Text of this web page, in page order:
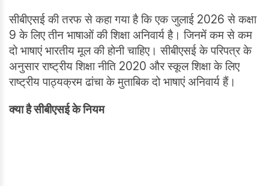
सीबीएसई की तरफ से कहा गया है कि एक जुलाई 2026 से कक्षा
9 के लिए तीन भाषाओं की शिक्षा अनिवार्य है। जिनमें कम से कम
दो भाषाएं भारतीय मूल की होनी चाहिए। सीबीएसई के परिपत्र के
अनुसार राष्ट्रीय शिक्षा नीति 2020 और स्कूल शिक्षा के लिए
राष्ट्रीय पाठ्यक्रम ढांचा के मुताबिक दो भाषाएं अनिवार्य हैं।
क्या है सीबीएसई के नियम